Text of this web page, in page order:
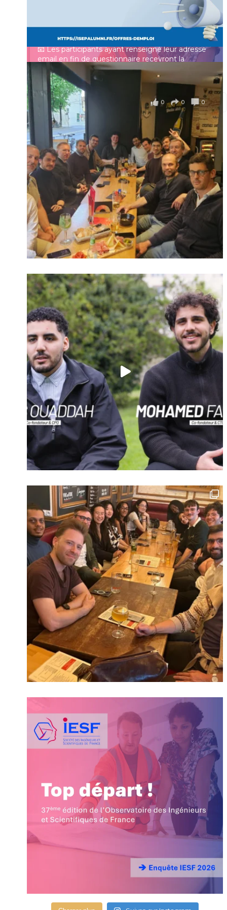
Charger plus Suivre sur Instagram
un panorama complet de la situation socio-
professionnelle des ingénieurs et scientifiques
français.
📧 Les participants ayant renseigné leur adresse
email en fin de questionnaire recevront la
synthèse des résultats...Voir plus
il y a 4 mois
0 0 0
Voir sur Facebook
Mot de passe
Se souvenir de moi
Connexion
Identifiant oublié ?
Mot de passe
oublié ?